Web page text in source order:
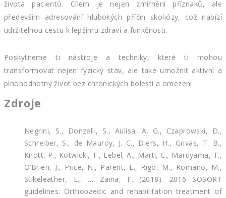
života pacientů. Cílem je nejen zmírnění příznaků, ale
především adresování hlubokých příčin skoliózy, což nabízí
udržitelnou cestu k lepšímu zdraví a funkčnosti.
Poskytneme ti nástroje a techniky, které ti mohou
transformovat nejen fyzický stav, ale také umožnit aktivní a
plnohodnotný život bez chronických bolesti a omezení.
Zdroje
Negrini, S., Donzelli, S., Aulisa, A. G., Czaprowski, D.,
Schreiber, S., de Mauroy, J. C., Diers, H., Grivas, T. B.,
Knott, P., Kotwicki, T., Lebel, A., Marti, C., Maruyama, T.,
O’Brien, J., Price, N., Parent, E., Rigo, M., Romano, M.,
Stikeleather, L., … Zaina, F. (2018). 2016 SOSORT
guidelines: Orthopaedic and rehabilitation treatment of